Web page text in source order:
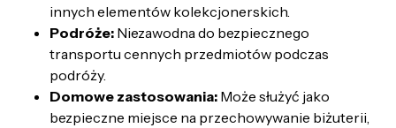
innych elementów kolekcjonerskich.
Podróże: Niezawodna do bezpiecznego
transportu cennych przedmiotów podczas
podróży.
Domowe zastosowania: Może służyć jako
bezpieczne miejsce na przechowywanie biżuterii,